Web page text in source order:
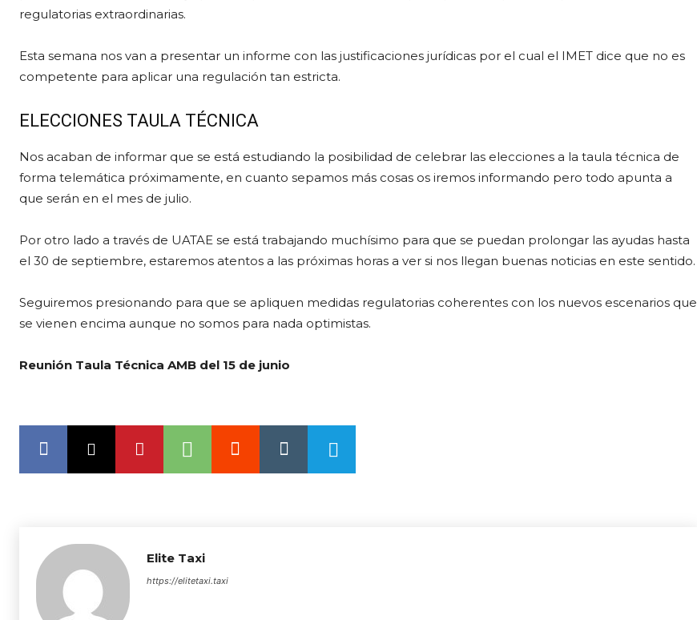
regulatorias extraordinarias.
Esta semana nos van a presentar un informe con las justificaciones jurídicas por el cual el IMET dice que no es
competente para aplicar una regulación tan estricta.
ELECCIONES TAULA TÉCNICA
Nos acaban de informar que se está estudiando la posibilidad de celebrar las elecciones a la taula técnica de
forma telemática próximamente, en cuanto sepamos más cosas os iremos informando pero todo apunta a
que serán en el mes de julio.
Por otro lado a través de UATAE se está trabajando muchísimo para que se puedan prolongar las ayudas hasta
el 30 de septiembre, estaremos atentos a las próximas horas a ver si nos llegan buenas noticias en este sentido.
Seguiremos presionando para que se apliquen medidas regulatorias coherentes con los nuevos escenarios que
se vienen encima aunque no somos para nada optimistas.
Reunión Taula Técnica AMB del 15 de junio
Elite Taxi
https://elitetaxi.taxi